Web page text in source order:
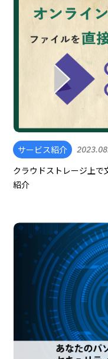
サービス紹介
クラウドストレージ上
紹介